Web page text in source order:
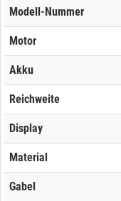
Modell-Nummer
Motor
Akku
Reichweite
Display
Material
Gabel